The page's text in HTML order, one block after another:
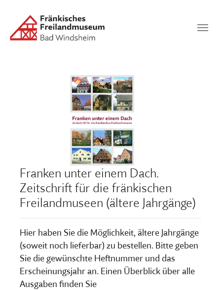
SUCHEN
Franken unter einem Dach.
Zeitschrift für die fränkischen
Freilandmuseen (ältere Jahrgänge)
Hier haben Sie die Möglichkeit, ältere Jahrgänge
(soweit noch lieferbar) zu bestellen. Bitte geben
Sie die gewünschte Heftnummer und das
Erscheinungsjahr an. Einen Überblick über alle
Ausgaben finden Sie